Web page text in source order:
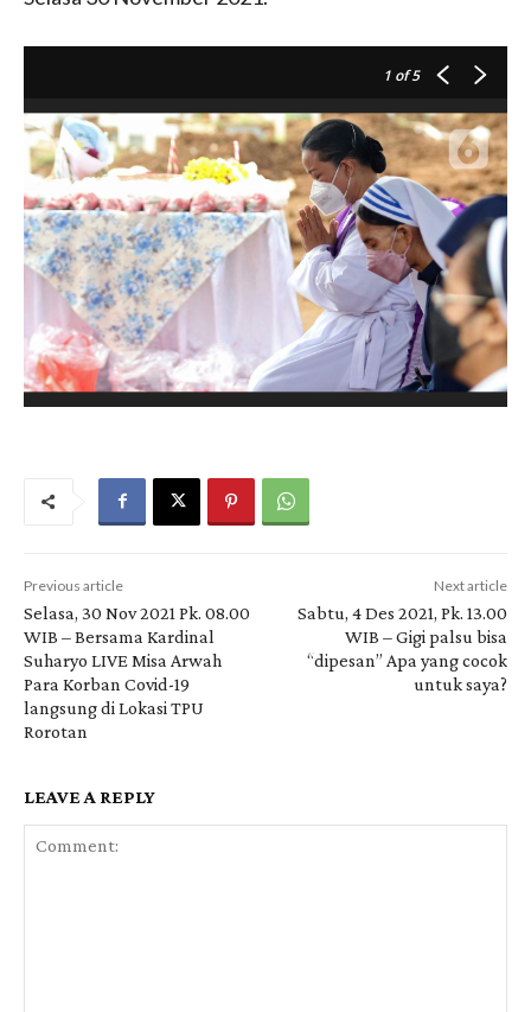
1 of 5
Previous article
Selasa, 30 Nov 2021 Pk. 08.00
WIB – Bersama Kardinal
Suharyo LIVE Misa Arwah
Para Korban Covid-19
langsung di Lokasi TPU
Rorotan
Next article
Sabtu, 4 Des 2021, Pk. 13.00
WIB – Gigi palsu bisa
“dipesan” Apa yang cocok
untuk saya?
LEAVE A REPLY